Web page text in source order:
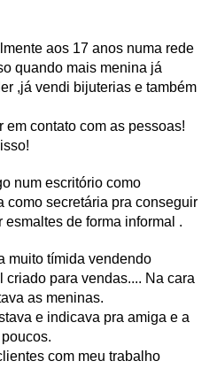
aos 17 anos numa rede
quando mais menina já
,já vendi bijuterias e também
em contato com as pessoas!
num escritório como
como secretária pra conseguir
de forma informal .
muito tímida vendendo
criado para vendas.... Na cara
as meninas.
e indicava pra amiga e a
com meu trabalho